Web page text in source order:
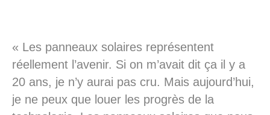
« Les panneaux solaires représentent
réellement l’avenir. Si on m’avait dit ça il y a
20 ans, je n’y aurai pas cru. Mais aujourd’hui,
je ne peux que louer les progrès de la